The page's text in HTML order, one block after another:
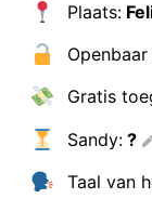
Plaats:
Gratis
Sandy:?
Taal van